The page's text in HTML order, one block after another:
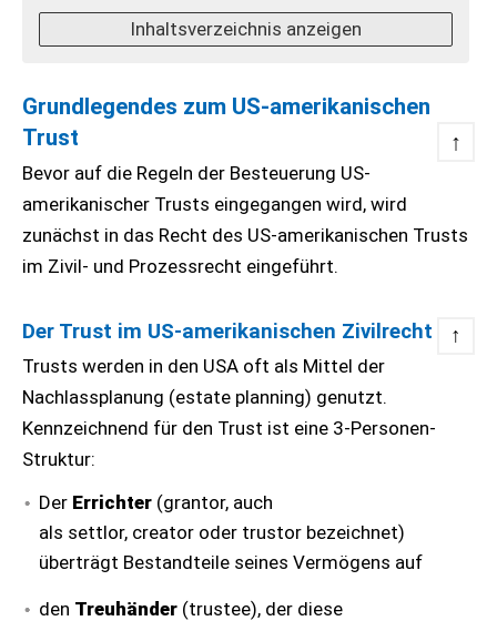
Inhaltsverzeichnis anzeigen
Grundlegendes zum US-amerikanischen
Trust
↑
Bevor auf die Regeln der Besteuerung US-
amerikanischer Trusts eingegangen wird, wird
zunächst in das Recht des US-amerikanischen Trusts
im Zivil- und Prozessrecht eingeführt.
Der Trust im US-amerikanischen Zivilrecht ↑
Trusts werden in den USA oft als Mittel der
Nachlassplanung (estate planning) genutzt.
Kennzeichnend für den Trust ist eine 3-Personen-
Struktur:
Der Errichter (grantor, auch
als settlor, creator oder trustor bezeichnet)
überträgt Bestandteile seines Vermögens auf
den Treuhänder (trustee), der diese